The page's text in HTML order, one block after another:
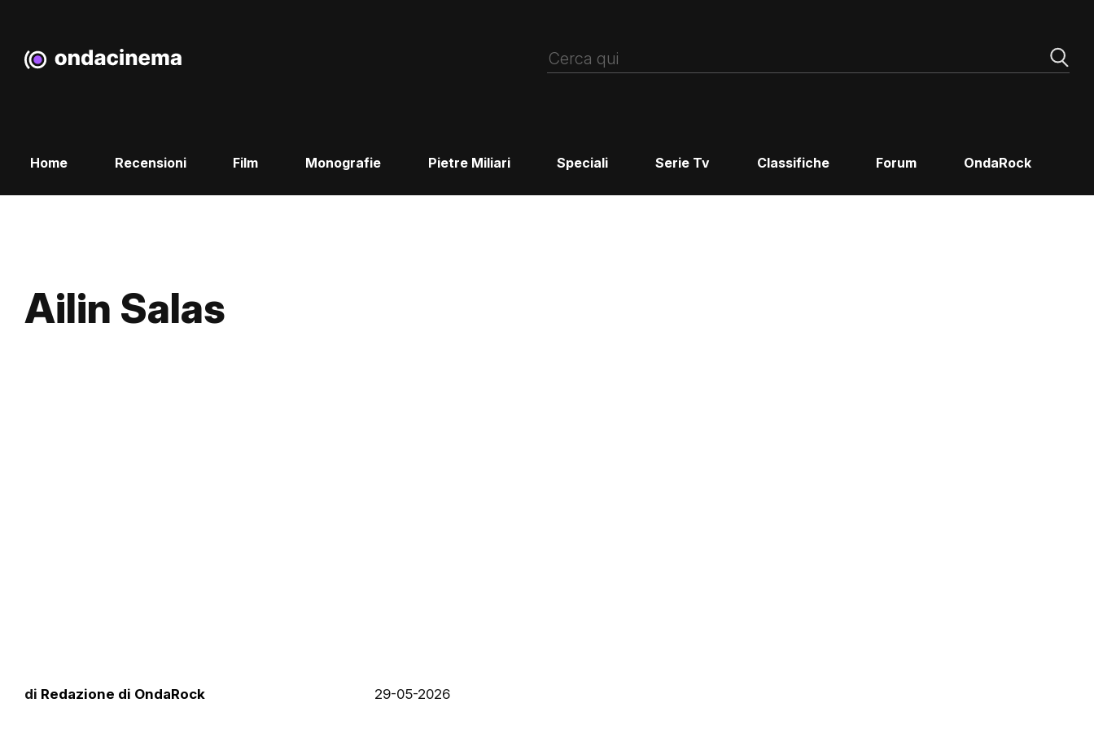
Home Recensioni Film Monografie Pietre Miliari Speciali Serie Tv Classifiche Forum OndaRock
Ailin Salas
di Redazione di OndaRock 29-05-2026